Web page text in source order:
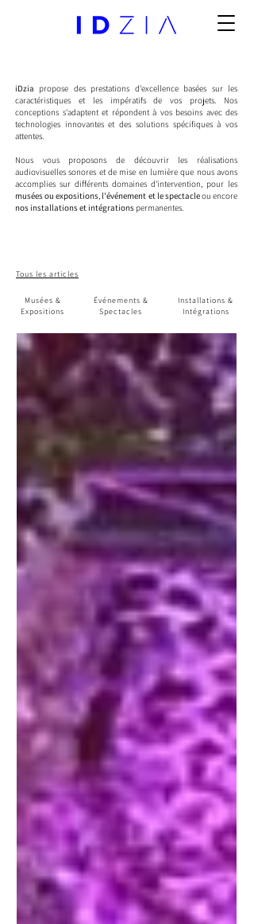
iDzia propose des prestations d'excellence basées sur les
caractéristiques et les impératifs de vos projets. Nos
conceptions s'adaptent et répondent à vos besoins avec des
technologies innovantes et des solutions spécifiques à vos
attentes.
Nous vous proposons de découvrir les réalisations
audiovisuelles sonores et de mise en lumière que nous avons
accomplies sur différents domaines d'intervention, pour les
musées ou expositions, l'événement et le spectacleou encore
nos installations et intégrations permanentes.
Tous les articles
Musées &
Expositions
Événements &
Spectacles
Installations &
Intégrations